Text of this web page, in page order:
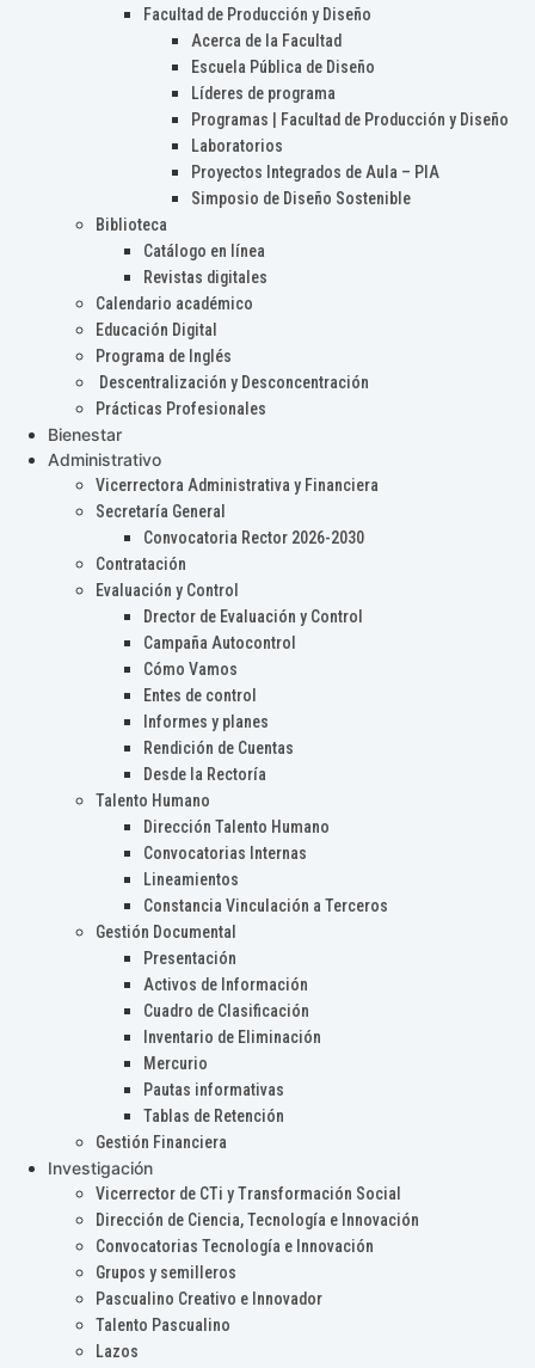
Facultad de Producción y Diseño
Acerca de la Facultad
Escuela Pública de Diseño
Líderes de programa
Programas | Facultad de Producción y Diseño
Laboratorios
Proyectos Integrados de Aula – PIA
Simposio de Diseño Sostenible
Biblioteca
Catálogo en línea
Revistas digitales
Calendario académico
Educación Digital
Programa de Inglés
Descentralización y Desconcentración
Prácticas Profesionales
Bienestar
Administrativo
Vicerrectora Administrativa y Financiera
Secretaría General
Convocatoria Rector 2026-2030
Contratación
Evaluación y Control
Drector de Evaluación y Control
Campaña Autocontrol
Cómo Vamos
Entes de control
Informes y planes
Rendición de Cuentas
Desde la Rectoría
Talento Humano
Dirección Talento Humano
Convocatorias Internas
Lineamientos
Constancia Vinculación a Terceros
Gestión Documental
Presentación
Activos de Información
Cuadro de Clasificación
Inventario de Eliminación
Mercurio
Pautas informativas
Tablas de Retención
Gestión Financiera
Investigación
Vicerrector de CTi y Transformación Social
Dirección de Ciencia, Tecnología e Innovación
Convocatorias Tecnología e Innovación
Grupos y semilleros
Pascualino Creativo e Innovador
Talento Pascualino
Lazos